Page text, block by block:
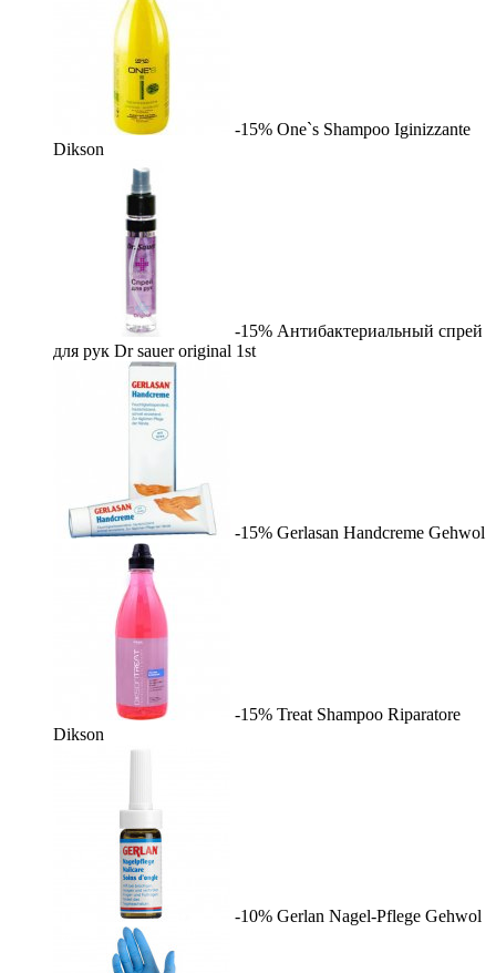
-15% One`s Shampoo Iginizzante
Dikson
-15% Антибактериальный спрей
для рук Dr sauer original 1st
-15% Gerlasan Handcreme Gehwol
-15% Treat Shampoo Riparatore
Dikson
-10% Gerlan Nagel-Pflege Gehwol